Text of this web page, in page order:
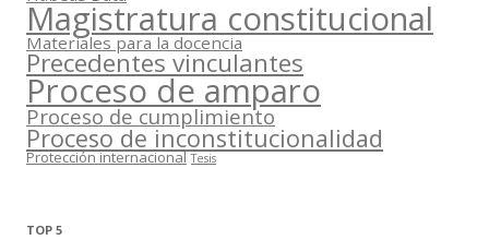
Magistratura constitucional
Materiales para la docencia
Precedentes vinculantes
Proceso de amparo
Proceso de cumplimiento
Proceso de inconstitucionalidad
Protección internacional Tesis
TOP 5